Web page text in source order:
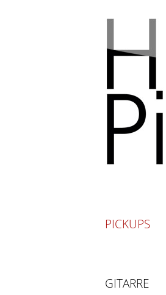
PICKUPS
GITARRE